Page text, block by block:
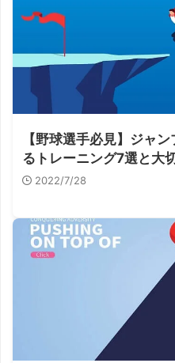
【野球選手必見】ジャ
るトレーニング7選と大
2022/7/28